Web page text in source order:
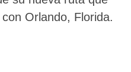
Orlando, Florida.